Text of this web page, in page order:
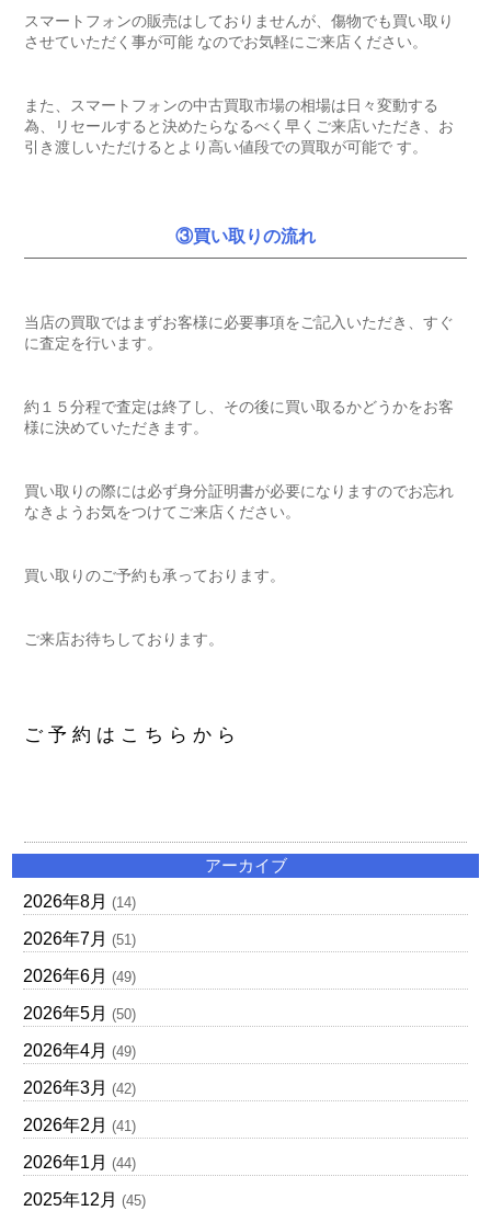
スマートフォンの販売はしておりませんが、傷物でも買い取り
させていただく事が可能 なのでお気軽にご来店ください。
また、スマートフォンの中古買取市場の相場は日々変動する
為、リセールすると決めたらなるべく早くご来店いただき、お
引き渡しいただけるとより高い値段での買取が可能で す。
③買い取りの流れ
当店の買取ではまずお客様に必要事項をご記入いただき、すぐ
に査定を行います。
約１５分程で査定は終了し、その後に買い取るかどうかをお客
様に決めていただきます。
買い取りの際には必ず身分証明書が必要になりますのでお忘れ
なきようお気をつけてご来店ください。
買い取りのご予約も承っております。
ご来店お待ちしております。
ご 予 約 は こ ち ら か ら
アーカイブ
2026年8月 (14)
2026年7月 (51)
2026年6月 (49)
2026年5月 (50)
2026年4月 (49)
2026年3月 (42)
2026年2月 (41)
2026年1月 (44)
2025年12月 (45)